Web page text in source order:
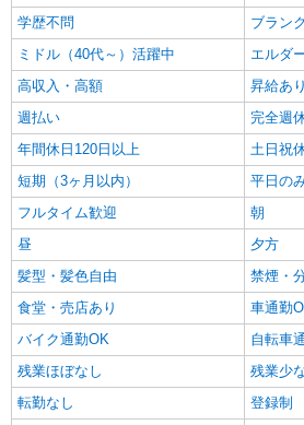
学歴不問
ブラン
ミドル（40代～）活躍中
エルダ
高収入・高額
昇給あり
週払い
完全週
年間休日120日以上
土日祝
短期（3ヶ月以内）
平日の
フルタイム歓迎
朝
昼
夕方
髪型・髪色自由
禁煙・
食堂・売店あり
車通勤
バイク通勤OK
自転車
残業ほぼなし
残業少
転勤なし
登録制